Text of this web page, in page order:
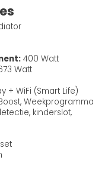
400 Watt
Watt
+ WiFi (Smart Life)
Weekprogramma
kinderslot,